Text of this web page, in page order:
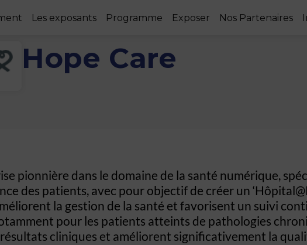
Les exposants Programme Exposer Nos Partenaires
Hope Care
pionnière dans le domaine de la santé numérique,
des patients, avec pour objectif de créer un
la gestion de la santé et favorisent un suivi
pour les patients atteints de pathologies
cliniques et améliorent significativement la